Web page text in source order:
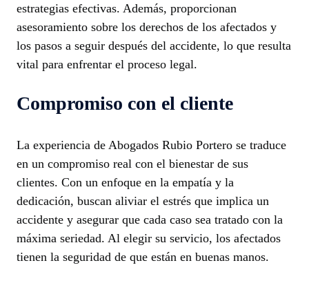
estrategias efectivas. Además, proporcionan
asesoramiento sobre los derechos de los afectados y
los pasos a seguir después del accidente, lo que resulta
vital para enfrentar el proceso legal.
Compromiso con el cliente
La experiencia de Abogados Rubio Portero se traduce
en un compromiso real con el bienestar de sus
clientes. Con un enfoque en la empatía y la
dedicación, buscan aliviar el estrés que implica un
accidente y asegurar que cada caso sea tratado con la
máxima seriedad. Al elegir su servicio, los afectados
tienen la seguridad de que están en buenas manos.